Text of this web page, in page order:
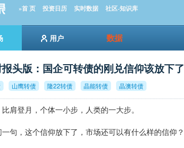
»首 页 投资日历 实时数据 社区-知识库
用户 数据
头版：国企可转债的刚兑信仰该放下了
山鹰转债 隆22转债 晶能转债 晶澳转债
肩登月，个体一小步，人类的一大步。
句，这个信仰放下了，市场还可以有什么样的信仰？